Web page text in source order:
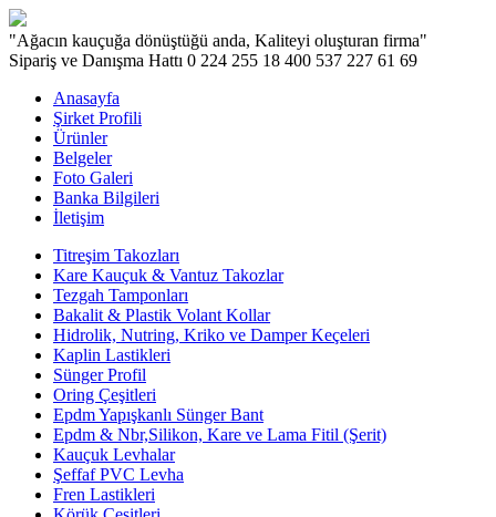
"Ağacın kauçuğa dönüştüğü anda, Kaliteyi oluşturan firma"
Sipariş ve Danışma Hattı 0 224 255 18 400 537 227 61 69
Anasayfa
Şirket Profili
Ürünler
Belgeler
Foto Galeri
Banka Bilgileri
İletişim
Titreşim Takozları
Kare Kauçuk & Vantuz Takozlar
Tezgah Tamponları
Bakalit & Plastik Volant Kollar
Hidrolik, Nutring, Kriko ve Damper Keçeleri
Kaplin Lastikleri
Sünger Profil
Oring Çeşitleri
Epdm Yapışkanlı Sünger Bant
Epdm & Nbr,Silikon, Kare ve Lama Fitil (Şerit)
Kauçuk Levhalar
Şeffaf PVC Levha
Fren Lastikleri